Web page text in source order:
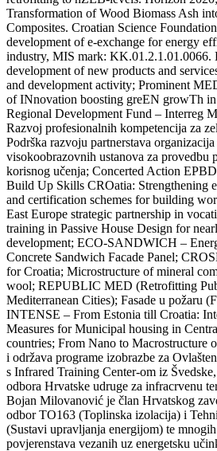
Transformation of Wood Biomass Ash
Composites. Croatian Science
development of e-exchange for energy
industry, MIS mark: KK.01.2.1.01.0066.
development of new products and
and development activity; Prominent
of INnovation boosting greEN growTh
Regional Development Fund – Interreg
Razvoj profesionalnih kompetencija za
Podrška razvoju partnerstava
visokoobrazovnih ustanova za provedbu
korisnog učenja; Concerted Action
Build Up Skills CROatia: Strengthening
and certification schemes for building
East Europe strategic partnership in
training in Passive House Design for
development; ECO-SANDWICH –
Concrete Sandwich Facade Panel;
for Croatia; Microstructure of mineral
wool; REPUBLIC MED (Retrofitting
Mediterranean Cities); Fasade u požaru
INTENSE – From Estonia till Croatia:
Measures for Municipal housing in
countries; From Nano to Macrostructure
i održava programe izobrazbe za
s Infrared Training Center-om iz
odbora Hrvatske udruge za infracrvenu
Bojan Milovanović je član Hrvatskog
odbor TO163 (Toplinska izolacija) i
(Sustavi upravljanja energijom) te
povjerenstava vezanih uz energetsku